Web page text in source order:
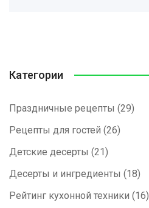
Категории
Праздничные рецепты (29)
Рецепты для гостей (26)
Детские десерты (21)
Десерты и ингредиенты (18)
Рейтинг кухонной техники (16)